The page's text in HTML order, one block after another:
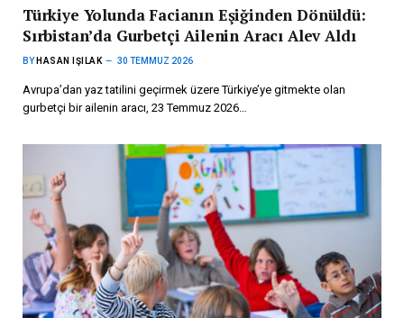
Türkiye Yolunda Facianın Eşiğinden Dönüldü:
Sırbistan’da Gurbetçi Ailenin Aracı Alev Aldı
BY HASAN IŞILAK 30 TEMMUZ 2026
Avrupa’dan yaz tatilini geçirmek üzere Türkiye’ye gitmekte olan
gurbetçi bir ailenin aracı, 23 Temmuz 2026…